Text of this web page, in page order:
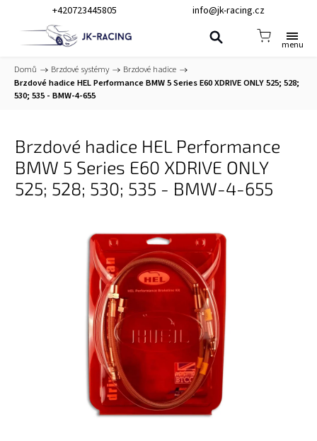
+420723445805 info@jk-racing.cz
Domů / Brzdové systémy / Brzdové hadice /
Brzdové hadice HEL Performance BMW 5 Series E60 XDRIVE ONLY 525; 528;
530; 535 - BMW-4-655
Brzdové hadice HEL Performance
BMW 5 Series E60 XDRIVE ONLY
525; 528; 530; 535 - BMW-4-655